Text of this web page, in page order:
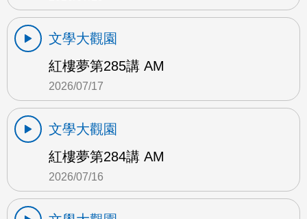
文學大觀園
紅樓夢第285講 AM
2026/07/17
文學大觀園
紅樓夢第284講 AM
2026/07/16